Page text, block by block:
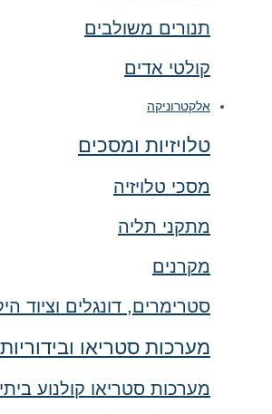
תנורים משולבים
קולטי אדים
אלקטרוניקה
טלויזיות ומסכים
מסכי טלויזיה
מתקני תליה
מקרנים
סטרימרים, דונגלים וציוד
מערכות סטריאו ובידוריות
מערכות סטריאו קולנוע ביתי